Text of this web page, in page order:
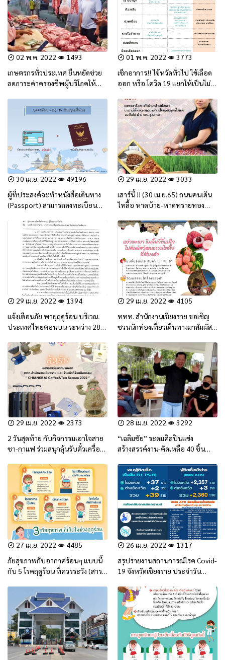
02 พ.ค. 2022
1493
เกษตรกรทั่วประเทศ ยืนหยัดช่วย
ลดภาระค่าครองชีพผู้บริโภคให้
ราคาหมูหน้าฟาร์มไม่เกิน 100 บาท
01 พ.ค. 2022
3773
เช็กอาการ!! ไข้หวัดทั่วไป ไข้เลือด
ออก หรือ โควิด 19 แยกให้เป็นไม่
30 เม.ย. 2022
49196
ผู้ที่ประสงค์จะทำหนังสือเดินทาง
(Passport) สามารถลงทะเบียน
เพื่อความสะดวกรวดเร็ว (สาระน่า
29 เม.ย. 2022
3033
เสาร์นี้ !! (30 เม.ย.65) ถนนคนเดิน
ไทลื้อ หาดบ้าย-หาดทรายทอง
29 เม.ย. 2022
1394
แจ้งเตือนภัย พายุฤดูร้อน บริเวณ
ประเทศไทยตอนบน ระหว่าง 28
29 เม.ย. 2022
4105
ททท. สำนักงานเชียงราย ขอเชิญ
ชวนนักท่องเที่ยวเดินทางมาสัมผัส
พะเยา ชิมลิ้นจี่ที่แม่ใจ ไปสัมผัส
วัฒนธรรมไทลื้อที่เชียงคำ”
29 เม.ย. 2022
2373
2 วันสุดท้าย กับกิจกรรมเอาใจสาย
ชา-กาแฟ ร่วมสนุกลุ้นรับตั๋วเครื่อง
ททท.เชียงราย
28 เม.ย. 2022
3292
“เฉลิมชัย” ระดมศิลปินแข่ง
สร้างสรรค์งาน-คัดเหลือ 40 ชิ้น
2023”Chiang Rai Art Museum
27 เม.ย. 2022
4485
ภัยสุขภาพกับอากาศร้อนๆ แบบนี้
กับ 5 โรคฤดูร้อน ที่ควรระวัง (สาระ
26 เม.ย. 2022
1317
สรุปรายงานสถานการณ์โรค Covid-
19 จังหวัดเชียงราย ประจำวัน